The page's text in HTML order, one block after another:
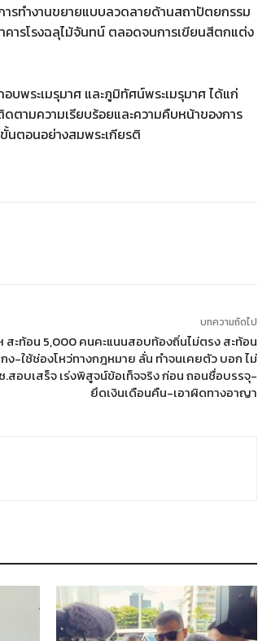
รทำงานขยายแบบลวดลายด้านสถาปัตยกรรม
ารโรงฉลุไม้จันทน์ ตลอดจนการเขียนสีตกแต่ง
บพระเมรุมาศ และภูมิทัศน์พระเมรุมาศ ได้แก่
ตามความเรียบร้อยและความคืบหน้าของการ
นตอนอย่างสมพระเกียรติ
บทความถัดไป
สะท้อน 5,000 คนคะแนนสอบท้องถิ่นไม่ตรง สะท้อน
ง-ใช้ช่องโหว่ทางกฎหมาย ลั่น ทำจนเคยตัว บอก ไม่
.สอบเสร็จ เร่งพิสูจน์ข้อเท็จจริง ก่อน ถอนชื่อบรรจุ-
ยึดเงินเดือนคืน-เอาผิดทางอาญา